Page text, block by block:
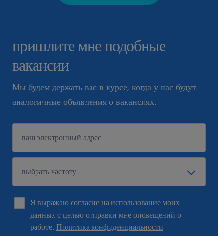
пришлите мне подобные
вакансии
Мы будем держать вас в курсе, когда у нас будут
аналогичные объявления о вакансиях.
Я выражаю согласие на использование моих
данных с целью отправки мне оповещений о
работе. Политика конфиденциальности